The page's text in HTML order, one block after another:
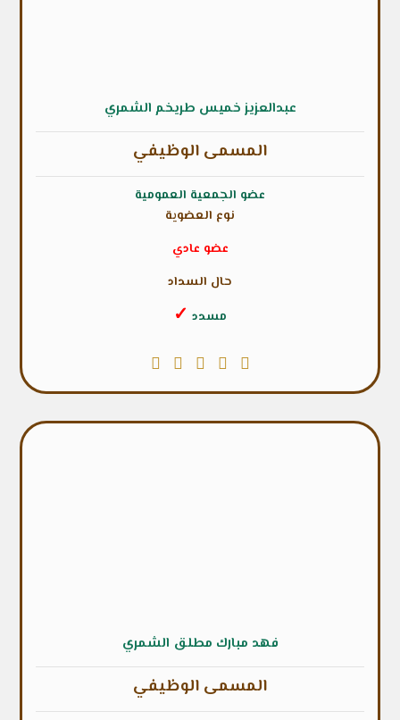
عبدالعزيز خميس طريخم الشمري
المسمى الوظيفي
عضو الجمعية العمومية
نوع العضوية
عضو عادي
حال السداد
مسدد ✓
فهد مبارك مطلق الشمري
المسمى الوظيفي